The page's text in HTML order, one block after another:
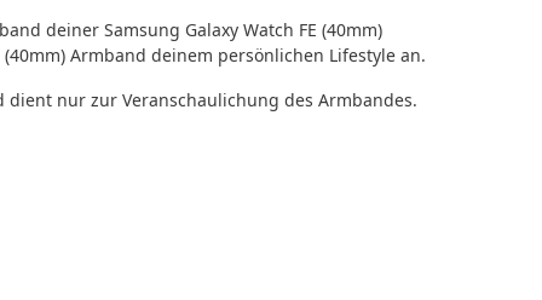
deiner Samsung Galaxy Watch FE (40mm)
Armband deinem persönlichen Lifestyle an.
nur zur Veranschaulichung des Armbandes.